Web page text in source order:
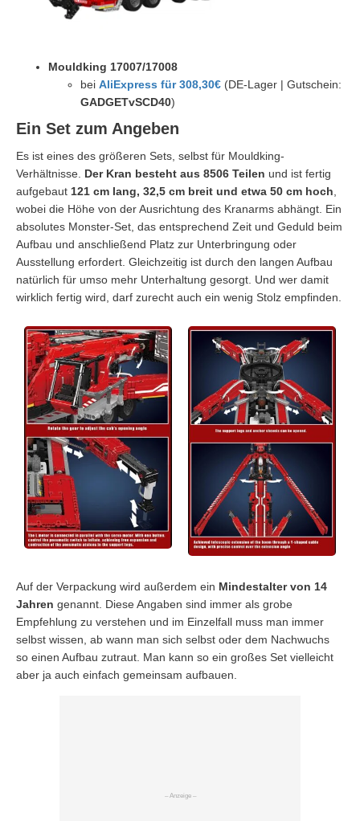
Mouldking 17007/17008
bei AliExpress für 308,30€ (DE-Lager | Gutschein:
GADGETvSCD40)
Ein Set zum Angeben
Es ist eines des größeren Sets, selbst für Mouldking-
Verhältnisse. Der Kran besteht aus 8506 Teilen und ist fertig
aufgebaut 121 cm lang, 32,5 cm breit und etwa 50 cm hoch
wobei die Höhe von der Ausrichtung des Kranarms abhängt. Ein
absolutes Monster-Set, das entsprechend Zeit und Geduld beim
Aufbau und anschließend Platz zur Unterbringung oder
Ausstellung erfordert. Gleichzeitig ist durch den langen Aufbau
natürlich für umso mehr Unterhaltung gesorgt. Und wer damit
wirklich fertig wird, darf zurecht auch ein wenig Stolz empfinden.
Auf der Verpackung wird außerdem ein Mindestalter von 14
Jahren genannt. Diese Angaben sind immer als grobe
Empfehlung zu verstehen und im Einzelfall muss man immer
selbst wissen, ab wann man sich selbst oder dem Nachwuchs
so einen Aufbau zutraut. Man kann so ein großes Set vielleicht
aber ja auch einfach gemeinsam aufbauen.